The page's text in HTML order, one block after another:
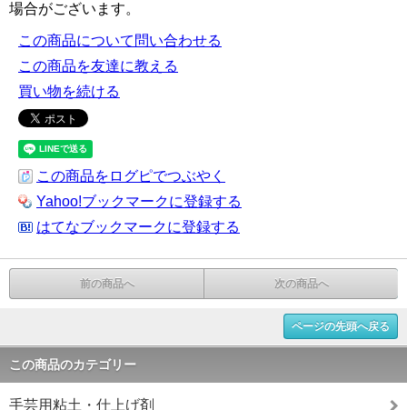
場合がございます。
この商品について問い合わせる
この商品を友達に教える
買い物を続ける
この商品をログピでつぶやく
Yahoo!ブックマークに登録する
はてなブックマークに登録する
前の商品へ 次の商品へ
ページの先頭へ戻る
この商品のカテゴリー
手芸用粘土・仕上げ剤